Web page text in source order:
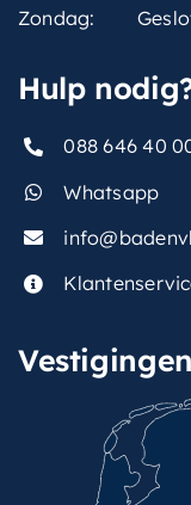
Zondag:
Hulp
088 646 40
Whatsapp
Vestigingen